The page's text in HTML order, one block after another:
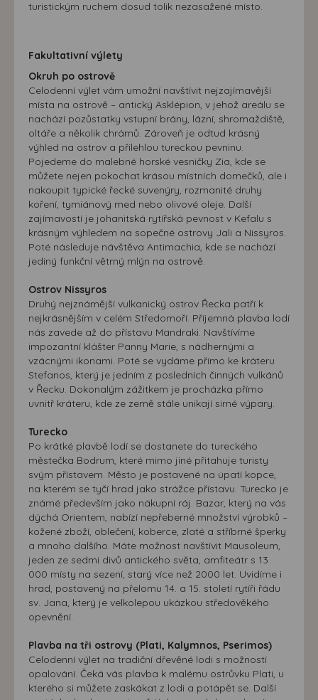
turistickým ruchem dosud tolik nezasažené místo.
Fakultativní výlety
Okruh po ostrově
Celodenní výlet vám umožní navštívit nejzajímavější
místa na ostrově – antický Asklépion, v jehož areálu se
nachází pozůstatky vstupní brány, lázní, shromaždiště,
oltáře a několik chrámů. Zároveň je odtud krásný
výhled na ostrov a přilehlou tureckou pevninu.
Pojedeme do malebné horské vesničky Zia, kde se
můžete nejen pokochat krásou místních domečků, ale i
nakoupit typické řecké suvenýry, rozmanité druhy
koření, tymiánový med nebo olivové oleje. Další
zajímavostí je johanitská rytířská pevnost v Kefalu s
krásným výhledem na sopečné ostrovy Jali a Nissyros.
Poté následuje návštěva Antimachia, kde se nachází
jediný funkční větrný mlýn na ostrově.
Ostrov Nissyros
Druhý nejznámější vulkanický ostrov Řecka patří k
nejkrásnějším v celém Středomoří. Příjemná plavba lodí
nás zavede až do přístavu Mandraki. Navštívíme
impozantní klášter Panny Marie, s nádhernými a
vzácnými ikonami. Poté se vydáme přímo ke kráteru
Stefanos, který je jedním z posledních činných vulkánů
v Řecku. Dokonalým zážitkem je procházka přímo
uvnitř kráteru, kde ze země stále unikají sirné výpary.
Turecko
Po krátké plavbě lodí se dostanete do tureckého
městečka Bodrum, které mimo jiné přitahuje turisty
svým přístavem. Město je postavené na úpatí kopce,
na kterém se tyčí hrad jako strážce přístavu. Turecko je
známé především jako nákupní ráj. Bazar, který na vás
dýchá Orientem, nabízí nepřeberné množství výrobků –
kožené zboží, oblečení, koberce, zlaté a stříbrné šperky
a mnoho dalšího. Máte možnost navštívit Mausoleum,
jeden ze sedmi divů antického světa, amfiteátr s 13
000 místy na sezení, starý více než 2000 let. Uvidíme i
hrad, postavený na přelomu 14. a 15. století rytíři řádu
sv. Jana, který je velkolepou ukázkou středověkého
opevnění.
Plavba na tři ostrovy (Plati, Kalymnos, Pserimos)
Celodenní výlet na tradiční dřevěné lodi s možností
opalování. Čeká vás plavba k malému ostrůvku Plati, u
kterého si můžete zaskákat z lodi a potápět se. Další
máme možnost vytvářet profily založené na Vašich
souhlasu, nedojde k zobrazování obsahu a reklam
přizpůsobených Vašim zájmům.